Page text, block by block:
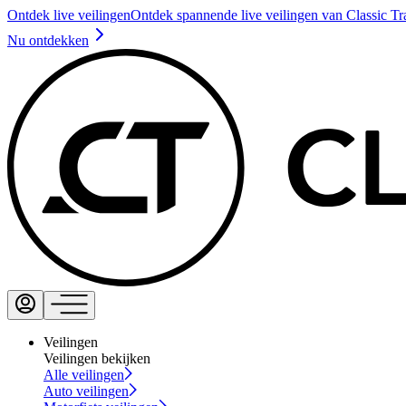
Ontdek live veilingenOntdek spannende live veilingen van Classic
Nu ontdekken
Veilingen
Veilingen bekijken
Alle veilingen
Auto veilingen